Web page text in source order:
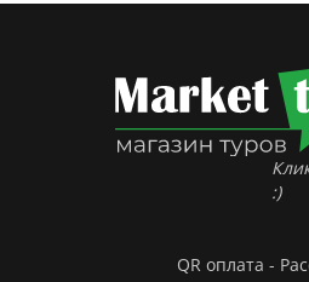
:)
QR оплата -